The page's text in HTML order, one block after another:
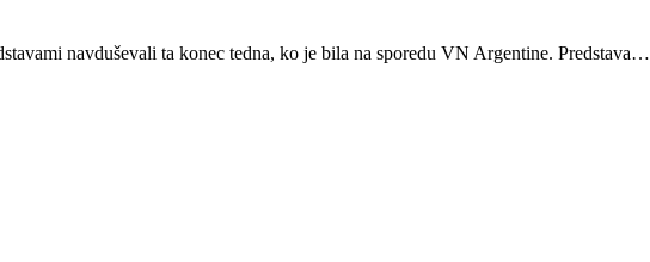
navduševali ta konec tedna, ko je bila na sporedu VN Argentine. Predstava…